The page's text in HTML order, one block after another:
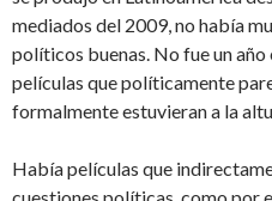
mediados del 2009, no había
políticos buenas. No fue un
películas que políticamente
formalmente estuvieran a la
Había películas que